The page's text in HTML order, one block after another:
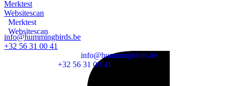
Merktest
Merktest
Websitescan
Websitescan
info@hummingbirds.be
info@hummingbirds.be
+32 56 31 00 41
+32 56 31 00 41